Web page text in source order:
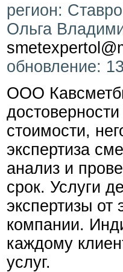
регион:
Ольга
обновление:
ООО
стоимости,
экспертиза
анализ и
срок. Услуги
экспертизы от
компании.
каждому
услуг.